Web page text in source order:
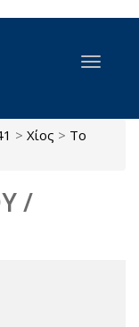
Toggle
> Χίος > Το
/